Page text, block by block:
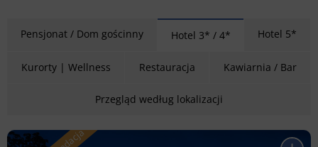
Pensjonat / Dom gościnny Hotel 3* / 4* Hotel 5*
Kurorty | Wellness Restauracja Kawiarnia / Bar
Przegląd według lokalizacji